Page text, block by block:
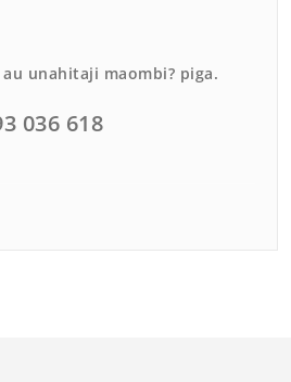
au unahitaji maombi? piga.
036 618